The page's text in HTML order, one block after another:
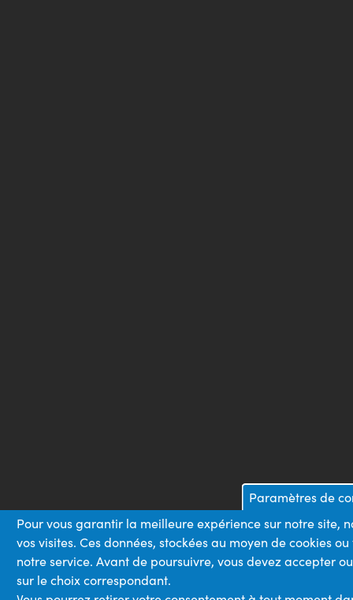
Paramètres de
Pour vous garantir la meilleure expérience sur notre site,
vos visites. Ces données, stockées au moyen de cookies
notre service. Avant de poursuivre, vous devez accepter
sur le choix correspondant.